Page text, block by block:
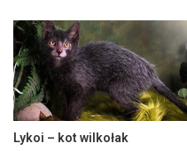
Lykoi – kot wilkołak